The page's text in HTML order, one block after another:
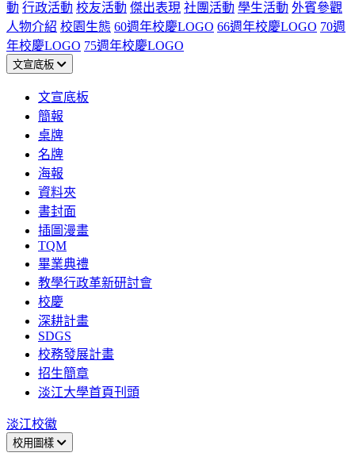
動 行政活動 校友活動 傑出表現 社團活動 學生活動 外賓參觀
人物介紹 校園生態 60週年校慶LOGO 66週年校慶LOGO 70週
年校慶LOGO 75週年校慶LOGO
文宣底板
文宣底板
簡報
桌牌
名牌
海報
資料夾
書封面
插圖漫畫
TQM
畢業典禮
教學行政革新研討會
校慶
深耕計畫
SDGS
校務發展計畫
招生簡章
淡江大學首頁刊頭
淡江校徽
校用圖樣